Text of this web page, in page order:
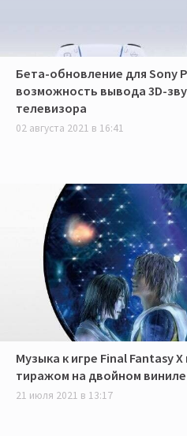
Бета-обновление для Sony
возможность вывода 3D-
телевизора
02 августа 2021 в 16:41
Музыка к игре Final Fantasy
тиражом на двойном виниле
21 июля 2021 в 13:17